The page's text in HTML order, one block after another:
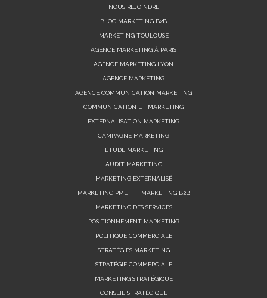
BLOG MARKETING B2B
MARKETING TOULOUSE
AGENCE MARKETING À PARIS
AGENCE MARKETING LYON
AGENCE MARKETING
AGENCE COMMUNICATION MARKETING
COMMUNICATION ET MARKETING
EXTERNALISATION MARKETING
CAMPAGNE MARKETING
ÉTUDE MARKETING
AUDIT MARKETING
MARKETING EXTERNALISÉ
MARKETING PME MARKETING B2B
MARKETING DES SERVICES
POSITIONNEMENT MARKETING
POLITIQUE COMMERCIALE
STRATÉGIES MARKETING
STRATÉGIE COMMERCIALE
MARKETING STRATÉGIQUE
CONSEIL STRATÉGIQUE
CONSEIL EN STRATÉGIE